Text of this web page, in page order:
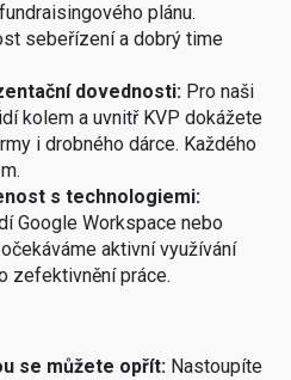
plánu.
sebeřízení a dobrý time
dovednosti:Pro naši
kolem a uvnitř KVP dokážete
i drobného dárce. Každého
s technologiemi:
Google Workspace nebo
aktivní využívání
zefektivnění práce.
se můžete opřít:Nastoupíte